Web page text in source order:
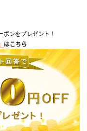
ンをプレゼント！
はこちら